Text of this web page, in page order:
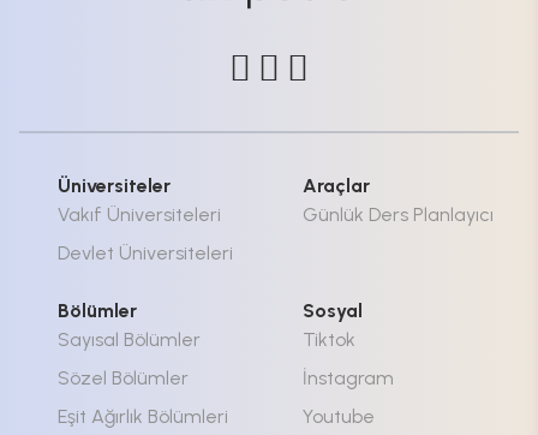
Üniversiteler
Vakıf Üniversiteleri
Devlet Üniversiteleri
Araçlar
Günlük Ders Planlayıcı
Bölümler
Sayısal Bölümler
Sözel Bölümler
Eşit Ağırlık Bölümleri
Sosyal
Tiktok
İnstagram
Youtube